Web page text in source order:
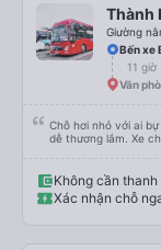
Thành
Giường
Bến xe
11
Văn
Chỗ hơi nhỏ với ai
dễ thương lắm. Xe
Không cần
Xác nhận chỗ